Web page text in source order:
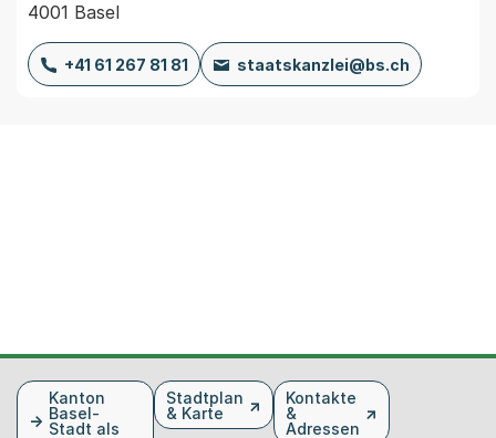
4001 Basel
+41 61 267 81 81 staatskanzlei@bs.ch
FusszeileKanton
Basel-
Stadt als
Stadtplan
& Karte
Kontakte
&
Adressen